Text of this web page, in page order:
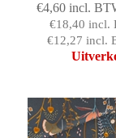
€4,60 incl.
€18,40 incl.
€12,27 incl.